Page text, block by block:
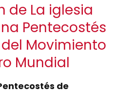
de La iglesia
Pentecostés
Movimiento
Mundial
de